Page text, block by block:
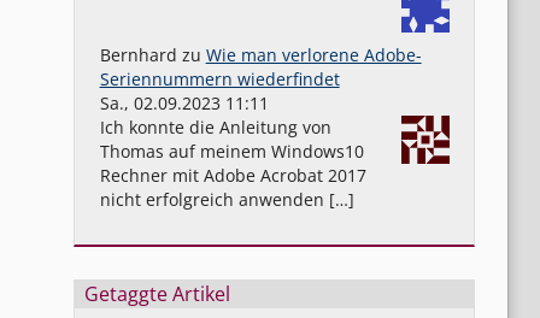
Bernhard zu Wie man verlorene Adobe-
Seriennummern wiederfindet
Sa., 02.09.2023 11:11
Ich konnte die Anleitung von
Thomas auf meinem Windows10
Rechner mit Adobe Acrobat 2017
nicht erfolgreich anwenden […]
Getaggte Artikel